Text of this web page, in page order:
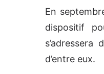
En
dispositif
d’entre eux.